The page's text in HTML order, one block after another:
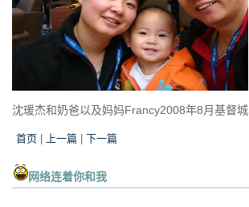
沈瑗杰和奶爸以及妈妈Francy2008年8月基督城
首页 上一篇 下一篇
网络连着你和我